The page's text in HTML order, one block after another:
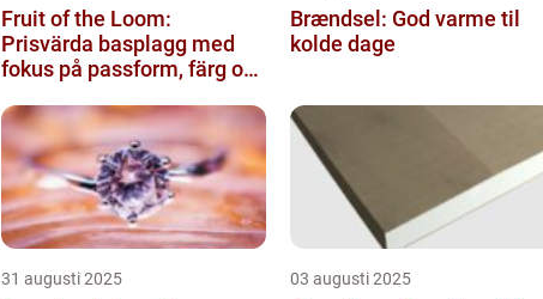
Fruit of the Loom:
Prisvärda basplagg med
fokus på passform, färg och
Brændsel: God varme til
kolde dage
31 augusti 2025 03 augusti 2025